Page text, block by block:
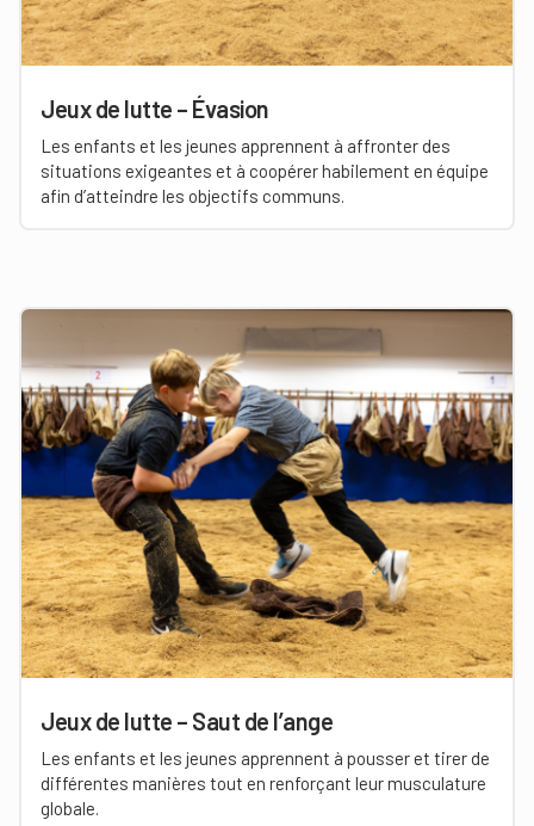
Jeux de lutte – Évasion
Les enfants et les jeunes apprennent à affronter des
situations exigeantes et à coopérer habilement en équipe
afin d’atteindre les objectifs communs.
Jeux de lutte – Saut de l’ange
Les enfants et les jeunes apprennent à pousser et tirer de
différentes manières tout en renforçant leur musculature
globale.